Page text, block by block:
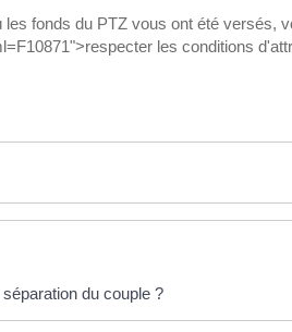
fonds du PTZ vous ont été versés,
les conditions
du couple ?